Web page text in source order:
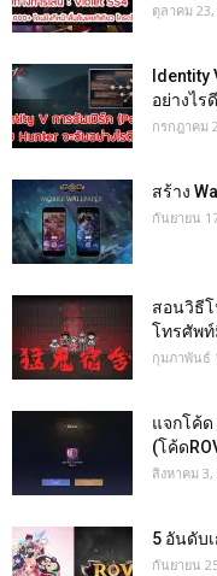
ตุลาคม 23,
Identity
อย่างไร
กรกฎาคม
สร้าง
กันยายน
สอนวิธีโ
โทรศัพ
กุมภาพันธ์
แจกโค้ด
(โค้ด
สิงหาคม 3,
5 อันดับ
กันยายน